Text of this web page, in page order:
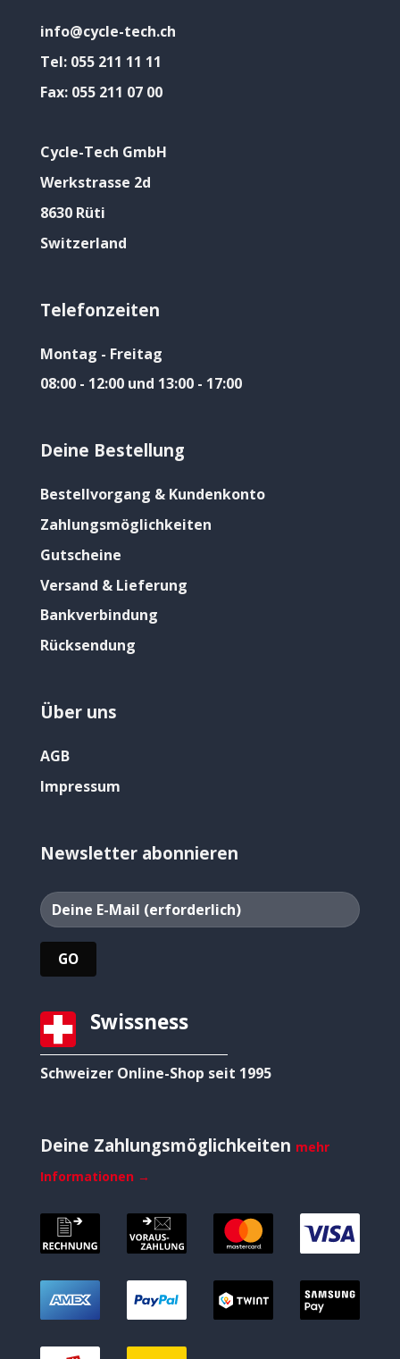
info@cycle-tech.ch
Tel: 055 211 11 11
Fax: 055 211 07 00
Cycle-Tech GmbH
Werkstrasse 2d
8630 Rüti
Switzerland
Telefonzeiten
Montag - Freitag
08:00 - 12:00 und 13:00 - 17:00
Deine Bestellung
Bestellvorgang & Kundenkonto
Zahlungsmöglichkeiten
Gutscheine
Versand & Lieferung
Bankverbindung
Rücksendung
Über uns
AGB
Impressum
Newsletter abonnieren
Swissness
Schweizer Online-Shop seit 1995
Deine Zahlungsmöglichkeiten mehr
Informationen →